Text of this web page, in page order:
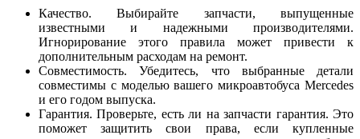
Качество. Выбирайте запчасти, выпущенные
известными и надежными производителями.
Игнорирование этого правила может привести к
дополнительным расходам на ремонт.
Совместимость. Убедитесь, что выбранные детали
совместимы с моделью вашего микроавтобуса Mercedes
и его годом выпуска.
Гарантия. Проверьте, есть ли на запчасти гарантия. Это
поможет защитить свои права, если купленные